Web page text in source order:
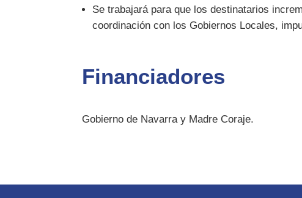
Se trabajará para que los destinatarios
coordinación con los Gobiernos Locales,
Financiadores
Gobierno de Navarra y Madre Coraje.